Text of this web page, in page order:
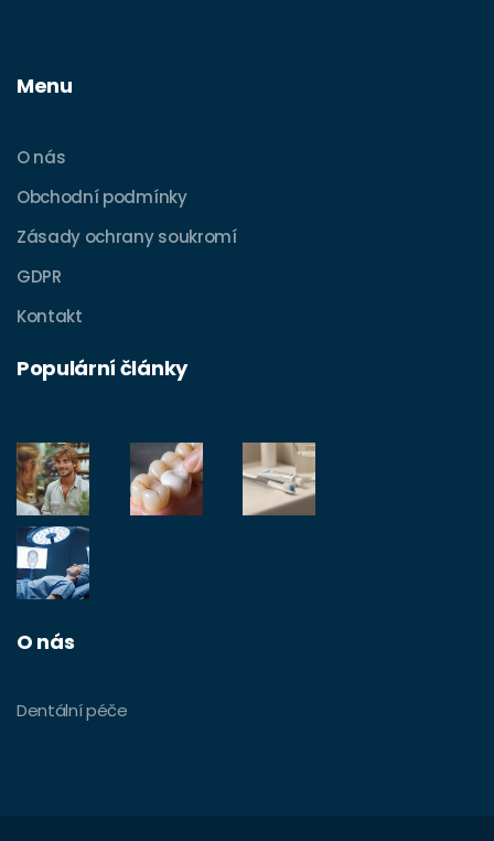
Menu
O nás
Obchodní podmínky
Zásady ochrany soukromí
GDPR
Kontakt
Populární články
O nás
Dentální péče